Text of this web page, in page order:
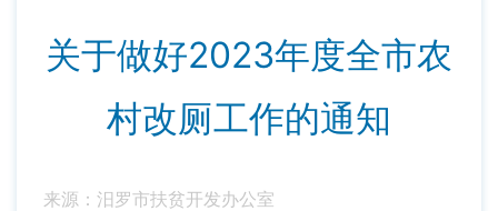
关于做好2023年度全市农
村改厕工作的通知
来源：汨罗市扶贫开发办公室